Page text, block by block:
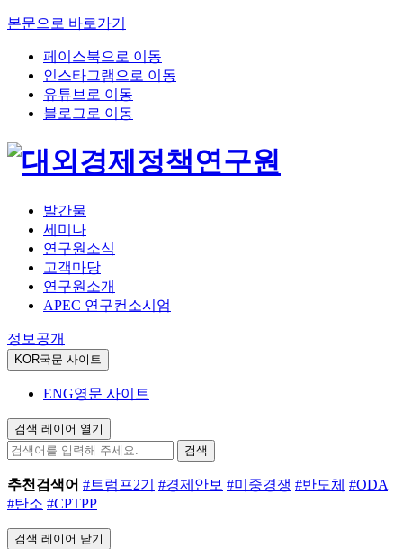
본문으로 바로가기
페이스북으로 이동
인스타그램으로 이동
유튜브로 이동
블로그로 이동
발간물
세미나
연구원소식
고객마당
연구원소개
APEC 연구컨소시엄
정보공개
KOR국문 사이트
ENG영문 사이트
검색 레이어 열기
검색
추천검색어 #트럼프2기 #경제안보 #미중경쟁 #반도체 #ODA
#탄소 #CPTPP
검색 레이어 닫기